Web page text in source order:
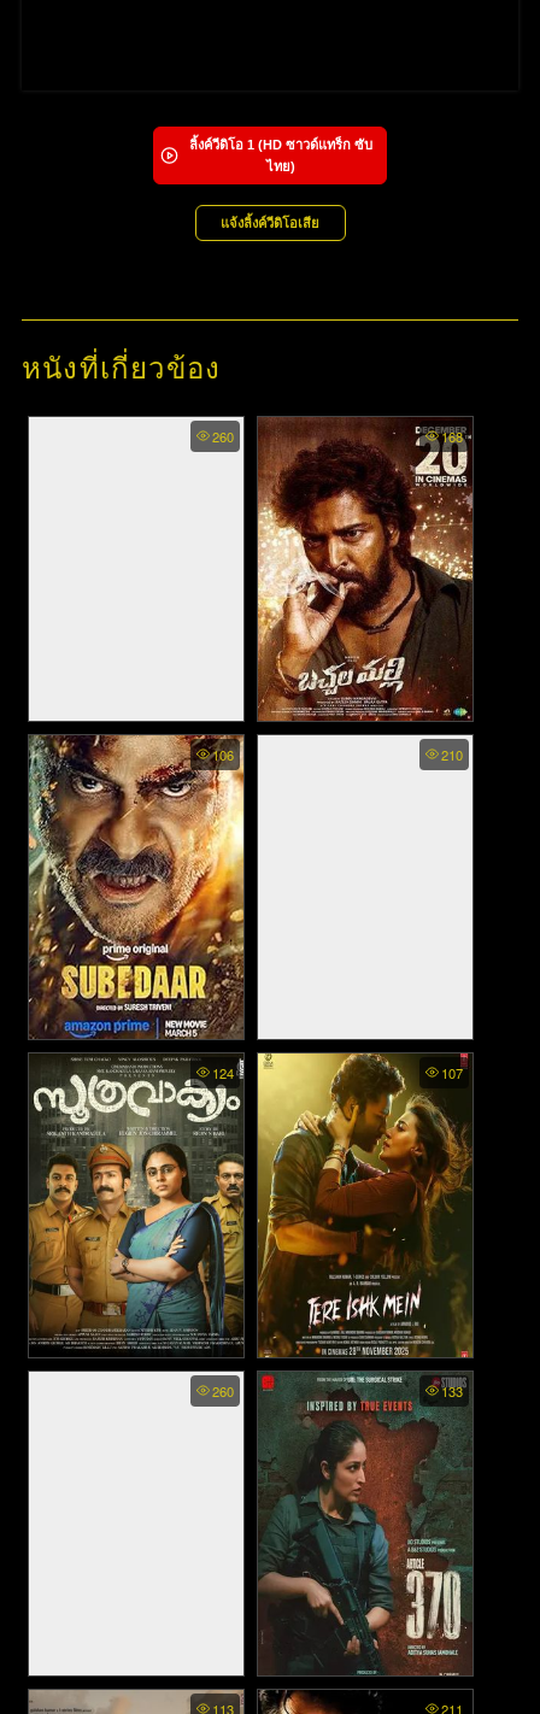
ลิ้งค์วีดิโอ1 (HD ซาวด์แทร็ก ซับ
ไทย)
แจ้งลิ้งค์วีดิโอเสีย
หนังที่เกี่ยวข้อง
260
Adipurush (2023)
168
Bachhala Malli - บาชาลา มัล
106
Subedaar - ซูเบดาร์ ล้างบาง
อธรรม (2026)
210
WALID - วาลิด คุณครูหัวใจ
ทรหด (2023)
124
Soothravakyam (2025)
107
Tere Ishk Mein - ไถ่บาปด้วย
หัวใจ (2025)
260
Coast Guard Malaysia Ops
133
Article 370 - มาตรา 370
113 211